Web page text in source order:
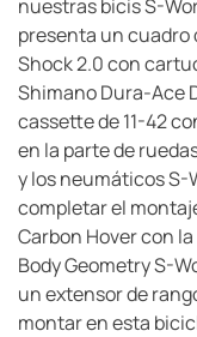
nuestras bicis S-
presenta un cuadro
Shock 2.0 con
Shimano Dura-Ace
cassette de 11-42
en la parte de
y los neumáticos S-
completar el
Carbon Hover con
Body Geometry S-
un extensor de
montar en esta